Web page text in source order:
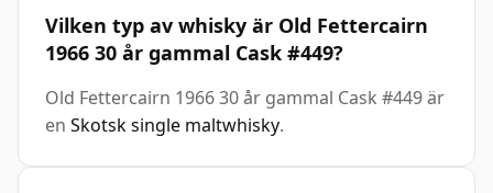
Vilken typ av whisky är Old Fettercairn
1966 30 år gammal Cask #449?
Old Fettercairn 1966 30 år gammal Cask #449 är
en Skotsk single maltwhisky.